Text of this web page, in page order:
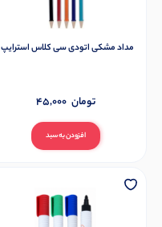
مداد مشکی اتودی سی کلاس استرایپ
افزودن به سبد
45,000 تومان